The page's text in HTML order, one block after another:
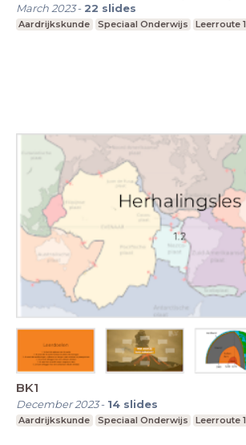
March 2023- 22 slides
Aardrijkskunde Speciaal Onderwijs Leerroute 1
BK1
December 2023- 14 slides
Aardrijkskunde Speciaal Onderwijs Leerroute 1